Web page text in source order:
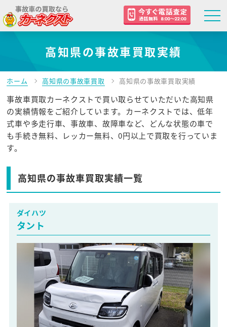
高知県の事故車買取実績
ホーム 高知県の事故車買取 高知県の事故車買取実績
事故車買取カーネクストで買い取らせていただいた高知県
の実績情報をご紹介しています。カーネクストでは、低年
式車や多走行車、事故車、故障車など、どんな状態の車で
も手続き無料、レッカー無料、0円以上で買取を行っていま
す。
高知県の事故車買取実績一覧
ダイハツ
タント